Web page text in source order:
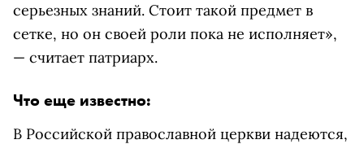
серьезных знаний. Стоит такой предмет в
сетке, но он своей роли пока не исполняет»,
— считает патриарх.
Что еще известно:
В Российской православной церкви надеются,